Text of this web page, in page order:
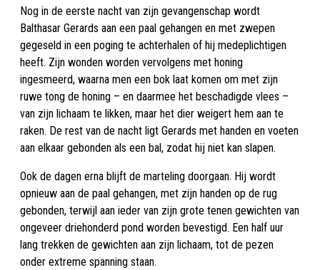
Nog in de eerste nacht van zijn gevangenschap wordt
Balthasar Gerards aan een paal gehangen en met zwepen
gegeseld in een poging te achterhalen of hij medeplichtigen
heeft. Zijn wonden worden vervolgens met honing
ingesmeerd, waarna men een bok laat komen om met zijn
ruwe tong de honing – en daarmee het beschadigde vlees –
van zijn lichaam te likken, maar het dier weigert hem aan te
raken. De rest van de nacht ligt Gerards met handen en voeten
aan elkaar gebonden als een bal, zodat hij niet kan slapen.
Ook de dagen erna blijft de marteling doorgaan. Hij wordt
opnieuw aan de paal gehangen, met zijn handen op de rug
gebonden, terwijl aan ieder van zijn grote tenen gewichten van
ongeveer driehonderd pond worden bevestigd. Een half uur
lang trekken de gewichten aan zijn lichaam, tot de pezen
onder extreme spanning staan.